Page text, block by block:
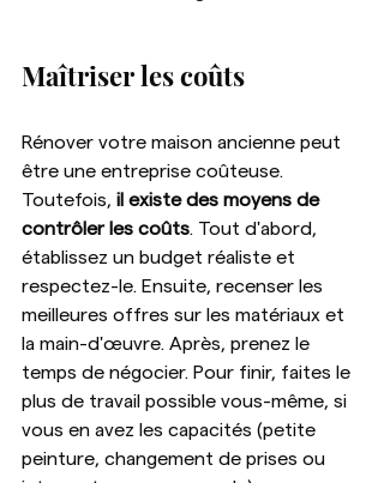
Maîtriser les coûts
Rénover votre maison ancienne peut
être une entreprise coûteuse.
Toutefois, il existe des moyens de
contrôler les coûts. Tout d'abord,
établissez un budget réaliste et
respectez-le. Ensuite, recenser les
meilleures offres sur les matériaux et
la main-d'œuvre. Après, prenez le
temps de négocier. Pour finir, faites le
plus de travail possible vous-même, si
vous en avez les capacités (petite
peinture, changement de prises ou